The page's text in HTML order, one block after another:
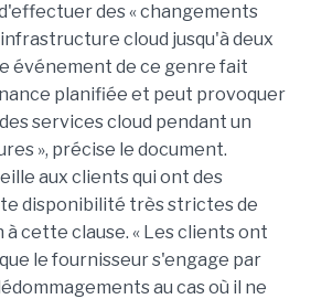
des « changements
infrastructure cloud jusqu'à deux
événement de ce genre fait
planifiée et peut provoquer
services cloud pendant un
», précise le document.
aux clients qui ont des
disponibilité très strictes de
cette clause. « Les clients ont
le fournisseur s'engage par
au cas où il ne